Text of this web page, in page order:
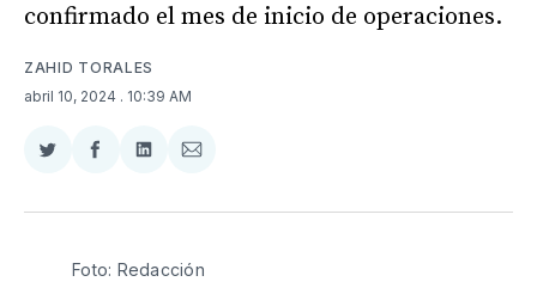
confirmado el mes de inicio de operaciones.
ZAHID TORALES
abril 10, 2024 . 10:39 AM
Compartir
Twitter
Compartir
Facebook
Compartir
LinkedIn
Compartir
Email
Foto: Redacción